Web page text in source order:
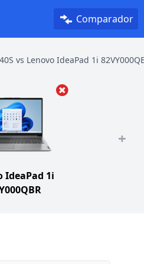
Comparador
vs Lenovo IdeaPad 1i
IdeaPad 1i
+